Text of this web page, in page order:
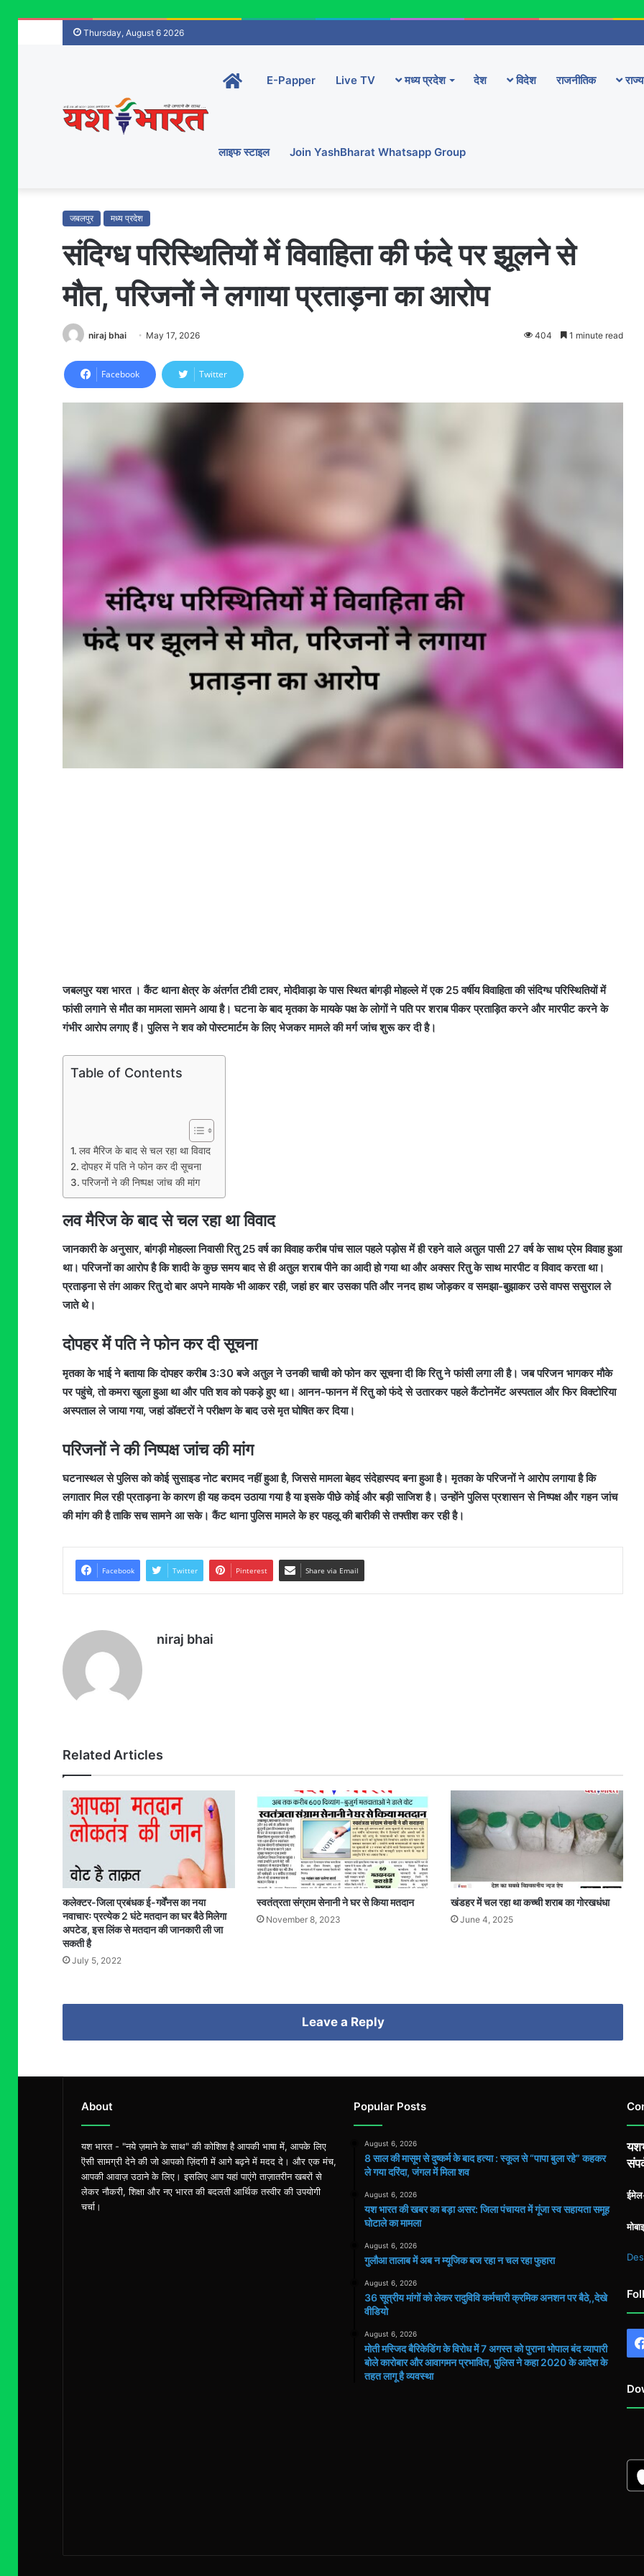
Thursday, August 6 2026
Home-
main
E-Papper Live TV मध्य प्रदेश देश विदेश राजनीतिक राज्य
लाइफ स्टाइल Join YashBharat Whatsapp Group
जबलपुर मध्य प्रदेश
संदिग्ध परिस्थितियों में विवाहिता की फंदे पर झूलने से
मौत, परिजनों ने लगाया प्रताड़ना का आरोप
niraj bhai May 17, 2026 404 1 minute read
Facebook Twitter
जबलपुर यश भारत । कैंट थाना क्षेत्र के अंतर्गत टीवी टावर, मोदीवाड़ा के पास स्थित बांगड़ी मोहल्ले में एक 25 वर्षीय विवाहिता की संदिग्ध परिस्थितियों में
फांसी लगाने से मौत का मामला सामने आया है। घटना के बाद मृतका के मायके पक्ष के लोगों ने पति पर शराब पीकर प्रताड़ित करने और मारपीट करने के
गंभीर आरोप लगाए हैं। पुलिस ने शव को पोस्टमार्टम के लिए भेजकर मामले की मर्ग जांच शुरू कर दी है।
Table of Contents
लव मैरिज के बाद से चल रहा था विवाद
दोपहर में पति ने फोन कर दी सूचना
परिजनों ने की निष्पक्ष जांच की मांग
लव मैरिज के बाद से चल रहा था विवाद
जानकारी के अनुसार, बांगड़ी मोहल्ला निवासी रितु 25 वर्ष का विवाह करीब पांच साल पहले पड़ोस में ही रहने वाले अतुल पासी 27 वर्ष के साथ प्रेम विवाह हुआ
था। परिजनों का आरोप है कि शादी के कुछ समय बाद से ही अतुल शराब पीने का आदी हो गया था और अक्सर रितु के साथ मारपीट व विवाद करता था।
प्रताड़ना से तंग आकर रितु दो बार अपने मायके भी आकर रही, जहां हर बार उसका पति और ननद हाथ जोड़कर व समझा-बुझाकर उसे वापस ससुराल ले
जाते थे।
दोपहर में पति ने फोन कर दी सूचना
मृतका के भाई ने बताया कि दोपहर करीब 3:30 बजे अतुल ने उनकी चाची को फोन कर सूचना दी कि रितु ने फांसी लगा ली है। जब परिजन भागकर मौके
पर पहुंचे, तो कमरा खुला हुआ था और पति शव को पकड़े हुए था। आनन-फानन में रितु को फंदे से उतारकर पहले कैंटोनमेंट अस्पताल और फिर विक्टोरिया
अस्पताल ले जाया गया, जहां डॉक्टरों ने परीक्षण के बाद उसे मृत घोषित कर दिया।
परिजनों ने की निष्पक्ष जांच की मांग
घटनास्थल से पुलिस को कोई सुसाइड नोट बरामद नहीं हुआ है, जिससे मामला बेहद संदेहास्पद बना हुआ है। मृतका के परिजनों ने आरोप लगाया है कि
लगातार मिल रही प्रताड़ना के कारण ही यह कदम उठाया गया है या इसके पीछे कोई और बड़ी साजिश है। उन्होंने पुलिस प्रशासन से निष्पक्ष और गहन जांच
की मांग की है ताकि सच सामने आ सके। कैंट थाना पुलिस मामले के हर पहलू की बारीकी से तफ्तीश कर रही है।
Facebook Twitter Pinterest Share via Email
niraj bhai
Related Articles
कलेक्टर-जिला प्रबंधक ई-गर्वेंनस का नया
नवाचारः प्रत्येक 2 घंटे मतदान का घर बैठे मिलेगा
अपटेड, इस लिंक से मतदान की जानकारी ली जा
सकती है
July 5, 2022
स्वतंत्रता संग्राम सेनानी ने घर से किया मतदान
November 8, 2023
खंडहर में चल रहा था कच्ची शराब का गोरखधंधा
June 4, 2025
Leave a Reply
About
यश भारत - "नये ज़माने के साथ" की कोशिश है आपकी भाषा में, आपके लिए
ऎसी सामग्री देने की जो आपको ज़िंदगी में आगे बढ़ने में मदद दे। और एक मंच,
आपकी आवाज़ उठाने के लिए। इसलिए आप यहां पाएंगे ताज़ातरीन खबरों से
लेकर नौकरी, शिक्षा और नए भारत की बदलती आर्थिक तस्वीर की उपयोगी
चर्चा।
Popular Posts
August 6, 2026
8 साल की मासूम से दुष्कर्म के बाद हत्या : स्कूल से “पापा बुला रहे” कहकर
ले गया दरिंदा, जंगल में मिला शव
August 6, 2026
यश भारत की खबर का बड़ा असर: जिला पंचायत में गूंजा स्व सहायता समूह
घोटाले का मामला
August 6, 2026
गुलौआ तालाब में अब न म्यूजिक बज रहा न चल रहा फुहारा
August 6, 2026
36 सूत्रीय मांगों को लेकर रादुविवि कर्मचारी क्रमिक अनशन पर बैठे,,देखे
वीडियो
August 6, 2026
मोती मस्जिद बैरिकेडिंग के विरोध में 7 अगस्त को पुराना भोपाल बंद व्यापारी
बोले कारोबार और आवागमन प्रभावित, पुलिस ने कहा 2020 के आदेश के
तहत लागू है व्यवस्था